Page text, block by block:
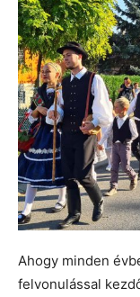
Ahogy minden
felvonulással